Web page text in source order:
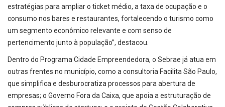
estratégias para ampliar o ticket médio, a taxa de ocupação e o
consumo nos bares e restaurantes, fortalecendo o turismo como
um segmento econômico relevante e com senso de
pertencimento junto à população”, destacou.
Dentro do Programa Cidade Empreendedora, o Sebrae já atua em
outras frentes no município, como a consultoria Facilita São Paulo,
que simplifica e desburocratiza processos para abertura de
empresas; o Governo Fora da Caixa, que apoia a estruturação de